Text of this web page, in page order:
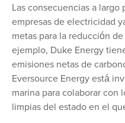
Las consecuencias a
empresas de electricidad
metas para la reducción
ejemplo, Duke Energy
emisiones netas de
Eversource Energy está
marina para colaborar con
limpias del estado en el